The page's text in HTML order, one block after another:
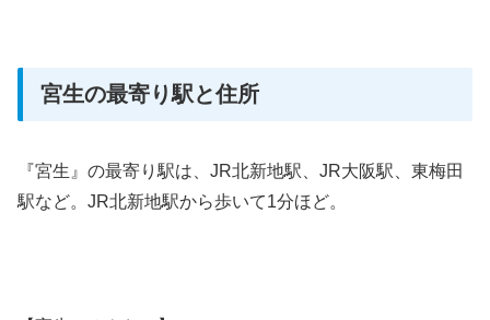
宮生の最寄り駅と住所
『宮生』の最寄り駅は、JR北新地駅、JR大阪駅、東梅田
駅など。JR北新地駅から歩いて1分ほど。